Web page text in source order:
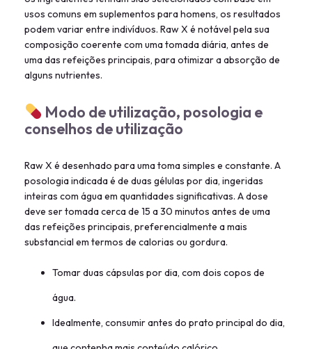
usos comuns em suplementos para homens, os resultados
podem variar entre indivíduos. Raw X é notável pela sua
composição coerente com uma tomada diária, antes de
uma das refeições principais, para otimizar a absorção de
alguns nutrientes.
Modo de utilização, posologia e
conselhos de utilização
Raw X é desenhado para uma toma simples e constante. A
posologia indicada é de duas gélulas por dia, ingeridas
inteiras com água em quantidades significativas. A dose
deve ser tomada cerca de 15 a 30 minutos antes de uma
das refeições principais, preferencialmente a mais
substancial em termos de calorias ou gordura.
Tomar duas cápsulas por dia, com dois copos de
água.
Idealmente, consumir antes do prato principal do dia,